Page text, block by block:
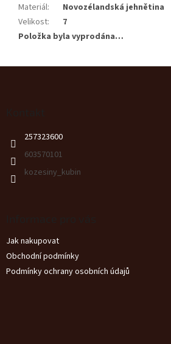
Materiál:
Novozélandská jehnětina
Velikost:
7
Položka byla vyprodána…
257323600
603570101
kozesiny_kubin
Jak nakupovat
Obchodní podmínky
Podmínky ochrany osobních údajů